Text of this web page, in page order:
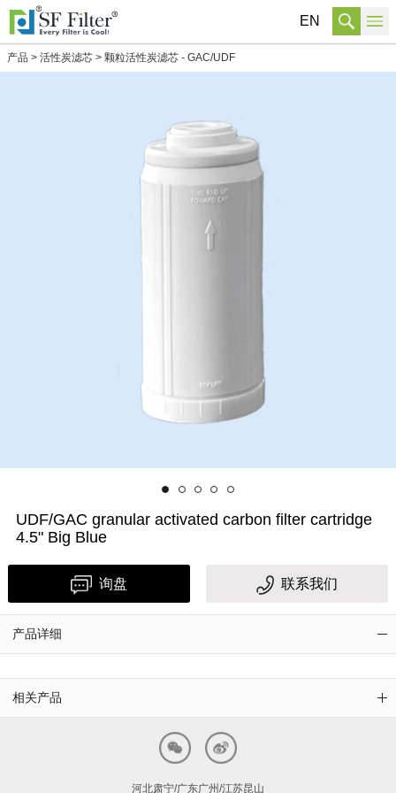
EN
产品 > 活性炭滤芯 > 颗粒活性炭滤芯 - GAC/UDF
UDF/GAC granular activated carbon filter cartridge
4.5" Big Blue
询盘 联系我们
产品详细
相关产品
河北肃宁/广东广州/江苏昆山